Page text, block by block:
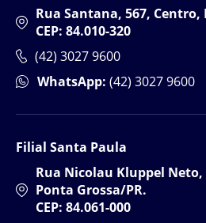
Rua Santana, 567, Centro,
CEP: 84.010-320
(42) 3027 9600
WhatsApp: (42) 3027 9600
Filial Santa Paula
Rua Nicolau Kluppel
Ponta Grossa/PR.
CEP: 84.061-000